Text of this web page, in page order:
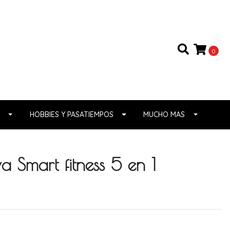
0
HOBBIES Y PASATIEMPOS MUCHO MAS
Smart fitness 5 en 1